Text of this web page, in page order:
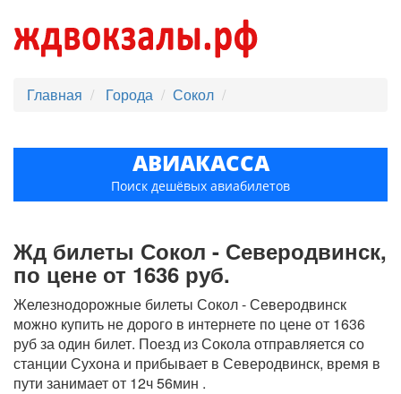
Главная Города Сокол
АВИАКАССА
Поиск дешёвых авиабилетов
Жд билеты Сокол - Северодвинск,
по цене от 1636 руб.
Железнодорожные билеты Сокол - Северодвинск
можно купить не дорого в интернете по цене от 1636
руб за один билет. Поезд из Сокола отправляется со
станции Сухона и прибывает в Северодвинск, время в
пути занимает от 12ч 56мин .